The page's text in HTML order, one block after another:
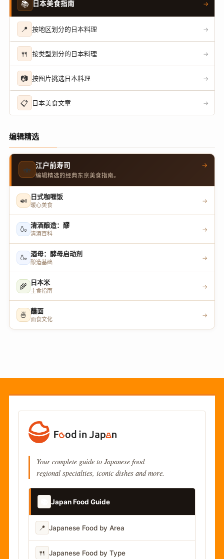
📚 日本美食指南 →
📍 按地区划分的日本料理 →
🍴 按类型划分的日本料理 →
📷 按图片挑选日本料理 →
📋 日本美食文章 →
编辑精选
🍣 江户前寿司
编辑精选的经典东京美食指南。
→
🍛 日式咖喱饭
暖心美食
→
🍶 清酒酿造：醪
清酒百科
→
🍶 酒母：酵母启动剂
酿造基础
→
🌾 日本米
主食指南
→
🍜 蘸面
面食文化
→
Your complete guide to Japanese food
regional specialties, iconic dishes and more.
Japan Food Guide
📍 Japanese Food by Area
🍴 Japanese Food by Type